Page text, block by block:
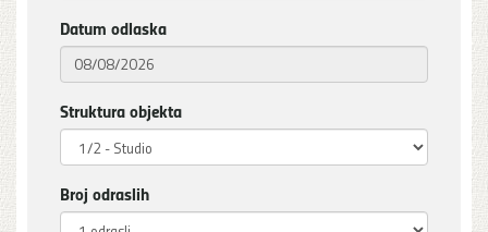
Datum odlaska
Struktura objekta
Broj odraslih